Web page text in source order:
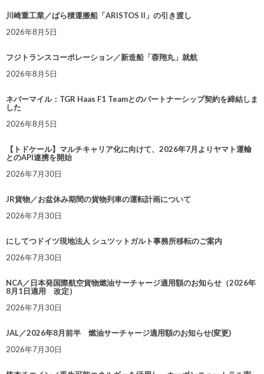
川崎重工業／ばら積運搬船「ARISTOS II」の引き渡し
2026年8月5日
フジトランスコーポレーション／新造船「蓉翔丸」就航
2026年8月5日
ネバーマイル：TGR Haas F1 Teamとのパートナーシップ契約を締結しま
した
2026年8月5日
【トドケール】マルチキャリア化に向けて、2026年7月よりヤマト運輸
とのAPI連携を開始
2026年7月30日
JR貨物／お盆休み期間の貨物列車の運転計画について
2026年7月30日
にしてつドイツ現地法人 シュツットガルト事務所移転のご案内
2026年7月30日
NCA／日本発国際航空貨物燃油サーチャージ適用額のお知らせ（2026年
8月1日適用 改定）
2026年7月30日
JAL／2026年8月前半 燃油サーチャージ適用額のお知らせ(変更)
2026年7月30日